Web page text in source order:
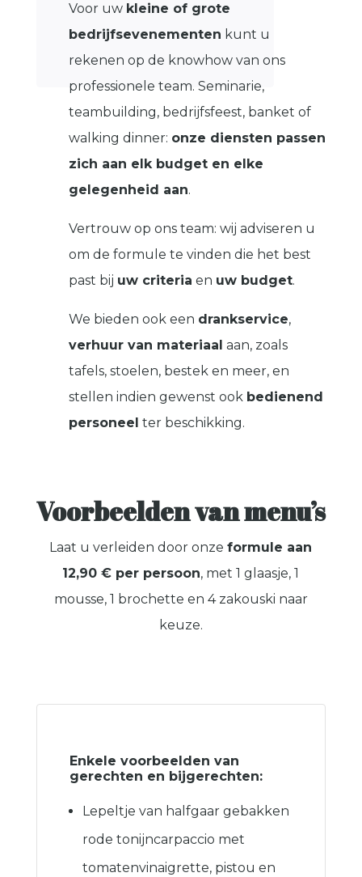
Voor uw kleine of grote
bedrijfsevenementen kunt u
rekenen op de knowhow van ons
professionele team. Seminarie,
teambuilding, bedrijfsfeest, banket of
walking dinner: onze diensten passen
zich aan elk budget en elke
gelegenheid aan.
Vertrouw op ons team: wij adviseren u
om de formule te vinden die het best
past bij uw criteria en uw budget.
We bieden ook een drankservice,
verhuur van materiaal aan, zoals
tafels, stoelen, bestek en meer, en
stellen indien gewenst ook bedienend
personeel ter beschikking.
Voorbeelden van menu’s
Laat u verleiden door onzeformule aan
12,90 € per persoon, met 1 glaasje, 1
mousse, 1 brochette en 4 zakouski naar
keuze.
Enkele voorbeelden van
gerechten en bijgerechten:
Lepeltje van halfgaar gebakken
rode tonijncarpaccio met
tomatenvinaigrette, pistou en